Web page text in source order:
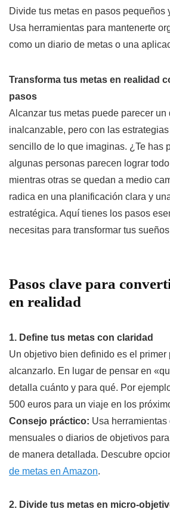
Divide tus metas en pasos pequeños
Usa herramientas para mantenerte
como un diario de metas o una
Transforma tus metas en realidad
pasos
Alcanzar tus metas puede parecer un
inalcanzable, pero con las
sencillo de lo que imaginas. ¿Te has
algunas personas parecen lograr
mientras otras se quedan a medio
radica en una planificación clara y
estratégica. Aquí tienes los pasos
necesitas para transformar tus
Pasos clave para
en realidad
1. Define tus metas con claridad
Un objetivo bien definido es el primer
alcanzarlo. En lugar de pensar en
detalla cuánto y para qué. Por
500 euros para un viaje en los
Consejo práctico: Usa
mensuales o diarios de objetivos
de manera detallada. Descubre
de metas en Amazon.
2. Divide tus metas en micro-